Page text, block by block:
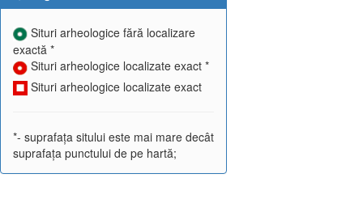
Situri arheologice fără localizare
exactă *
Situri arheologice localizate exact *
Situri arheologice localizate exact
*- suprafața sitului este mai mare decât
suprafața punctului de pe hartă;